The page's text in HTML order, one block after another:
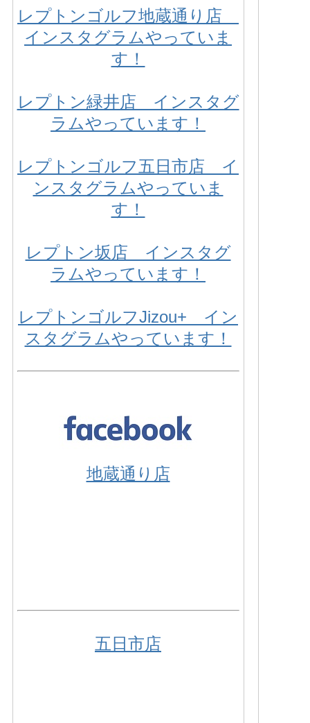
レプトンゴルフ地蔵通り店
インスタグラムやっていま
す！
レプトン緑井店 インスタグ
ラムやっています！
レプトンゴルフ五日市店 イ
ンスタグラムやっていま
す！
レプトン坂店 インスタグ
ラムやっています！
レプトンゴルフJizou+ イン
スタグラムやっています！
地蔵通り店
五日市店